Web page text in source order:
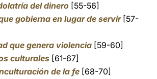
del dinero [55-56]
gobierna en lugar de servir [57-
que genera violencia [59-60]
culturales [61-67]
de la fe [68-70]